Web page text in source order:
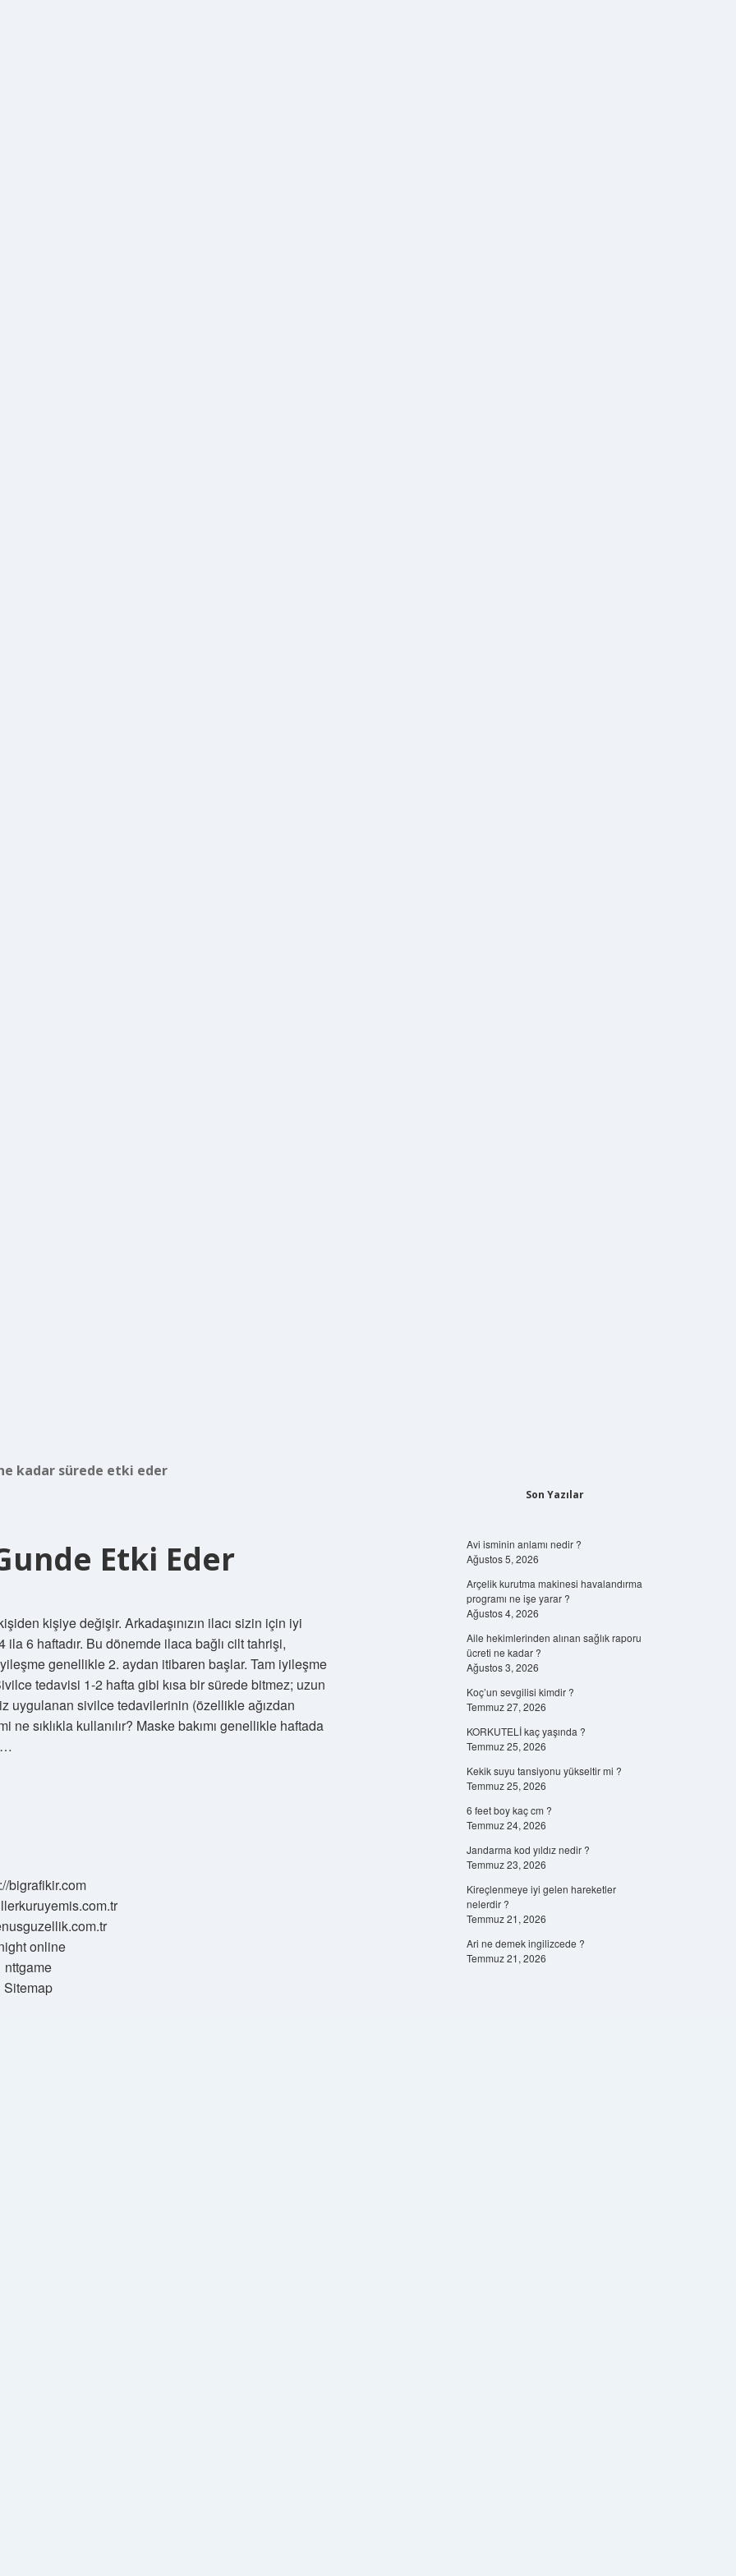
kadar sürede etki eder
Etki Eder
kişiye değişir. Arkadaşınızın ilacı sizin için iyi
6 haftadır. Bu dönemde ilaca bağlı cilt tahrişi,
genellikle 2. aydan itibaren başlar. Tam iyileşme
tedavisi 1-2 hafta gibi kısa bir sürede bitmez; uzun
uygulanan sivilce tedavilerinin (özellikle ağızdan
ne sıklıkla kullanılır? Maske bakımı genellikle haftada
bigrafikir.com
online
nttgame
Sitemap
Son Yazılar
Avi isminin anlamı nedir ?
Ağustos 5, 2026
Arçelik kurutma makinesi havalandırma
programı ne işe yarar ?
Ağustos 4, 2026
Aile hekimlerinden alınan sağlık raporu
ücreti ne kadar ?
Ağustos 3, 2026
Koç’un sevgilisi kimdir ?
Temmuz 27, 2026
KORKUTELİ kaç yaşında ?
Temmuz 25, 2026
Kekik suyu tansiyonu yükseltir mi ?
Temmuz 25, 2026
6 feet boy kaç cm ?
Temmuz 24, 2026
Jandarma kod yıldız nedir ?
Temmuz 23, 2026
Kireçlenmeye iyi gelen hareketler
nelerdir ?
Temmuz 21, 2026
Ari ne demek ingilizcede ?
Temmuz 21, 2026